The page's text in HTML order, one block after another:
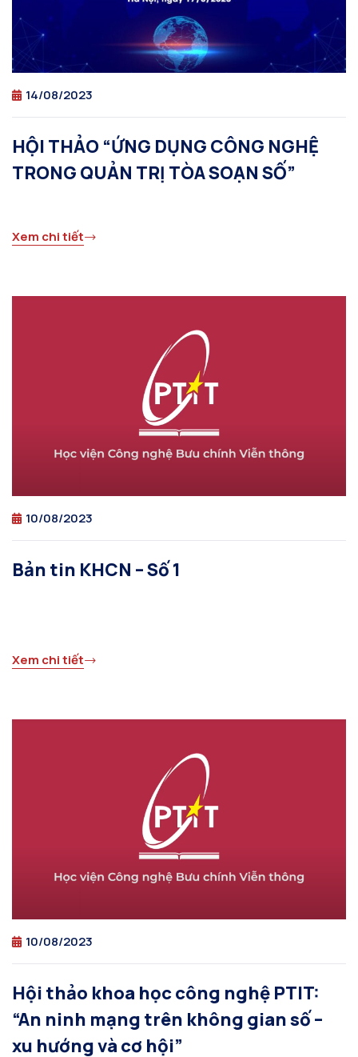
14/08/2023
HỘI THẢO “ỨNG DỤNG CÔNG NGHỆ
TRONG QUẢN TRỊ TÒA SOẠN SỐ”
Xem chi tiết
10/08/2023
Bản tin KHCN – Số 1
Xem chi tiết
10/08/2023
Hội thảo khoa học công nghệ PTIT:
“An ninh mạng trên không gian số –
xu hướng và cơ hội”